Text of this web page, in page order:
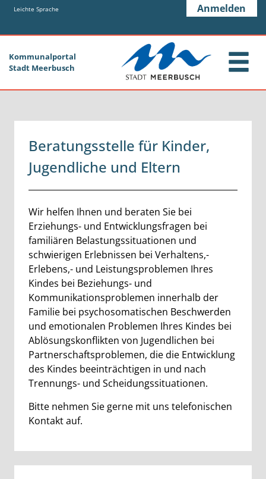
Zum Hauptinhalt springen
Zum Header
Zum Hauptinhalt
Zum Footer
Leichte Sprache Anmelden
Kommunalportal
Stadt Meerbusch
Beratungsstelle für Kinder,
Jugendliche und Eltern
Beschreibung
Wir helfen Ihnen und beraten Sie bei
Erziehungs- und Entwicklungsfragen bei
familiären Belastungssituationen und
schwierigen Erlebnissen bei Verhaltens,-
Erlebens,- und Leistungsproblemen Ihres
Kindes bei Beziehungs- und
Kommunikationsproblemen innerhalb der
Familie bei psychosomatischen Beschwerden
und emotionalen Problemen Ihres Kindes bei
Ablösungskonflikten von Jugendlichen bei
Partnerschaftsproblemen, die die Entwicklung
des Kindes beeinträchtigen in und nach
Trennungs- und Scheidungssituationen.
Bitte nehmen Sie gerne mit uns telefonischen
Kontakt auf.